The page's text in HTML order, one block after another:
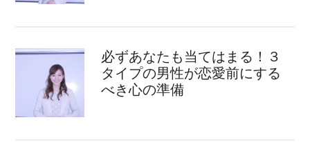
必ずあなたも当てはまる！３
タイプの男性が恋愛前にする
べき心の準備